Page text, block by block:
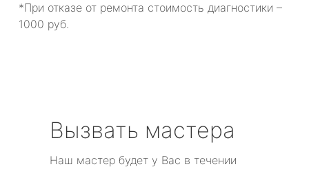
*При отказе от ремонта стоимость диагностики –
1000 руб.
Вызвать мастера
Наш мастер будет у Вас в течении